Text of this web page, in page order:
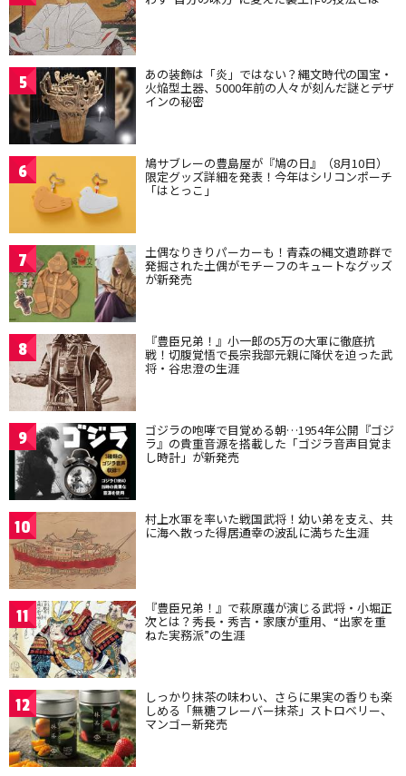
5 あの装飾は「炎」ではない？縄文時代の国宝・
火焔型土器、5000年前の人々が刻んだ謎とデザ
インの秘密
6 鳩サブレーの豊島屋が『鳩の日』（8月10日）
限定グッズ詳細を発表！今年はシリコンポーチ
「はとっこ」
7 土偶なりきりパーカーも！青森の縄文遺跡群で
発掘された土偶がモチーフのキュートなグッズ
が新発売
8 『豊臣兄弟！』小一郎の5万の大軍に徹底抗
戦！切腹覚悟で長宗我部元親に降伏を迫った武
将・谷忠澄の生涯
9 ゴジラの咆哮で目覚める朝…1954年公開『ゴジ
ラ』の貴重音源を搭載した「ゴジラ音声目覚ま
し時計」が新発売
10 村上水軍を率いた戦国武将！幼い弟を支え、共
に海へ散った得居通幸の波乱に満ちた生涯
11 『豊臣兄弟！』で萩原護が演じる武将・小堀正
次とは？秀長・秀吉・家康が重用、“出家を重
ねた実務派”の生涯
12 しっかり抹茶の味わい、さらに果実の香りも楽
しめる「無糖フレーバー抹茶」ストロベリー、
マンゴー新発売